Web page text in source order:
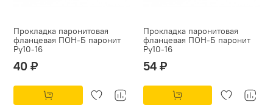
Прокладка паронитовая
фланцевая ПОН-Б паронит
Py10-16
40 ₽
Прокладка паронитовая
фланцевая ПОН-Б паронит
Py10-16
54 ₽